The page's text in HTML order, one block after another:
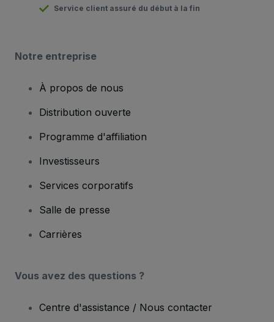
Service client assuré du début à la fin
Notre entreprise
À propos de nous
Distribution ouverte
Programme d'affiliation
Investisseurs
Services corporatifs
Salle de presse
Carrières
Vous avez des questions ?
Centre d'assistance / Nous contacter